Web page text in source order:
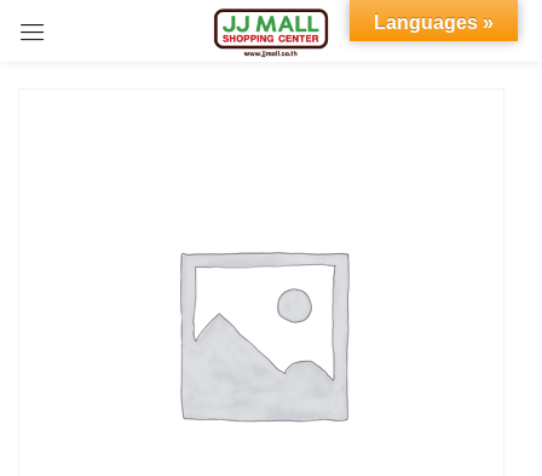
Languages »
Sign in
Remember me Lost password?
LOG IN